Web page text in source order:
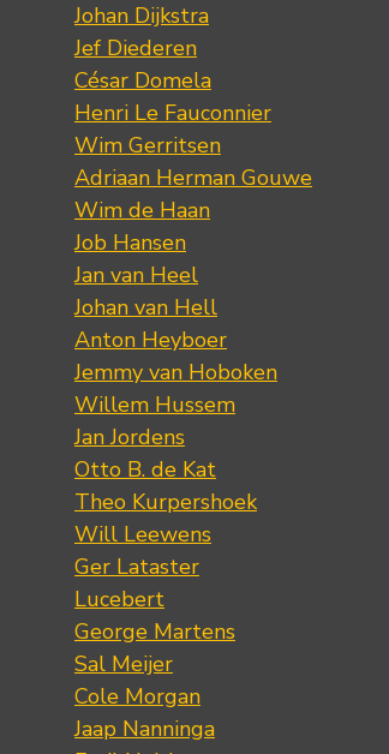
Johan Dijkstra
Jef Diederen
César Domela
Henri Le Fauconnier
Wim Gerritsen
Adriaan Herman Gouwe
Wim de Haan
Job Hansen
Jan van Heel
Johan van Hell
Anton Heyboer
Jemmy van Hoboken
Willem Hussem
Jan Jordens
Otto B. de Kat
Theo Kurpershoek
Will Leewens
Ger Lataster
Lucebert
George Martens
Sal Meijer
Cole Morgan
Jaap Nanninga